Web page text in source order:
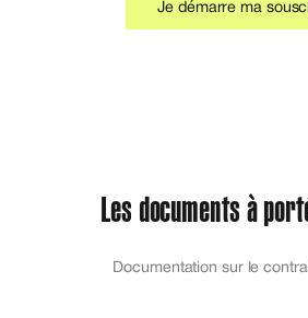
Je démarre ma
Les documents à
Documentation sur le